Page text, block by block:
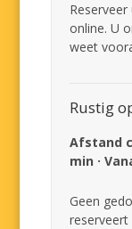
online. U
weet
Rustig
Afstand
min ·
Geen